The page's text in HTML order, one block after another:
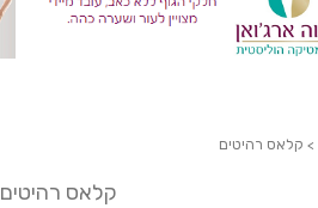
> קלאס רהיטים
קלאס רהיטים